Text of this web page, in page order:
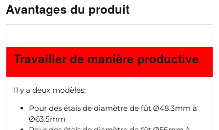
Avantages du produit
Travailler de manière productive
Il y a deux modèles:
Pour des étais de diamètre de fût Ø48.3mm à
Ø63.5mm